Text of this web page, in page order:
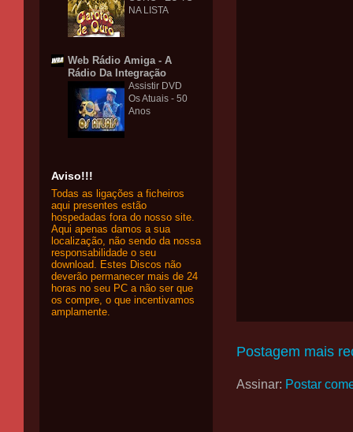
Postagem mais
Assinar: Postar
NA LISTA
Web Rádio Amiga - A
Rádio Da Integração
Assistir DVD
Os Atuais - 50
Anos
Aviso!!!
Todas as ligações a ficheiros
aqui presentes estão
hospedadas fora do nosso site.
Aqui apenas damos a sua
localização, não sendo da nossa
responsabilidade o seu
download. Estes Discos não
deverão permanecer mais de 24
horas no seu PC a não ser que
os compre, o que incentivamos
amplamente.